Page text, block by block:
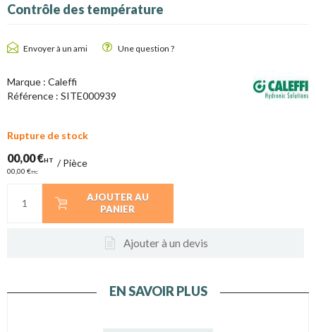
Contrôle des température
Envoyer à un ami Une question ?
Marque : Caleffi
Référence : SITE000939
Rupture de stock
00,00 €HT
00,00 €TTC
/Pièce
AJOUTER AU
PANIER
Ajouter à un devis
EN SAVOIR PLUS